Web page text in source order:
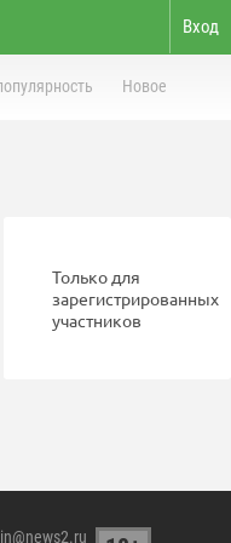
Вход
Новое
Только для
зарегистрированных
участников